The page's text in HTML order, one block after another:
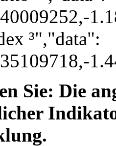
³","data":
Sie: Die